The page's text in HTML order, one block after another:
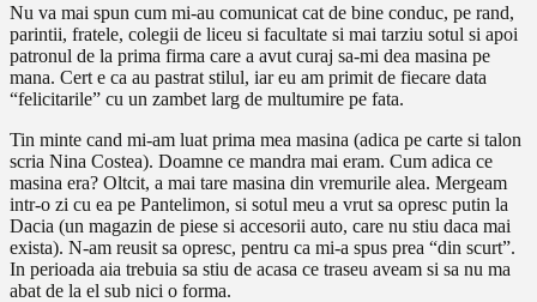
Nu va mai spun cum mi-au comunicat cat de bine conduc, pe rand,
parintii, fratele, colegii de liceu si facultate si mai tarziu sotul si apoi
patronul de la prima firma care a avut curaj sa-mi dea masina pe
mana. Cert e ca au pastrat stilul, iar eu am primit de fiecare data
“felicitarile” cu un zambet larg de multumire pe fata.
Tin minte cand mi-am luat prima mea masina (adica pe carte si talon
scria Nina Costea). Doamne ce mandra mai eram. Cum adica ce
masina era? Oltcit, a mai tare masina din vremurile alea. Mergeam
intr-o zi cu ea pe Pantelimon, si sotul meu a vrut sa opresc putin la
Dacia (un magazin de piese si accesorii auto, care nu stiu daca mai
exista). N-am reusit sa opresc, pentru ca mi-a spus prea “din scurt”.
In perioada aia trebuia sa stiu de acasa ce traseu aveam si sa nu ma
abat de la el sub nici o forma.